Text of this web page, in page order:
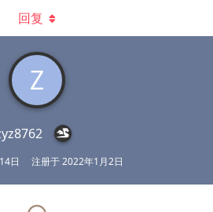
Z
日 注册于2022年1月2日
回复